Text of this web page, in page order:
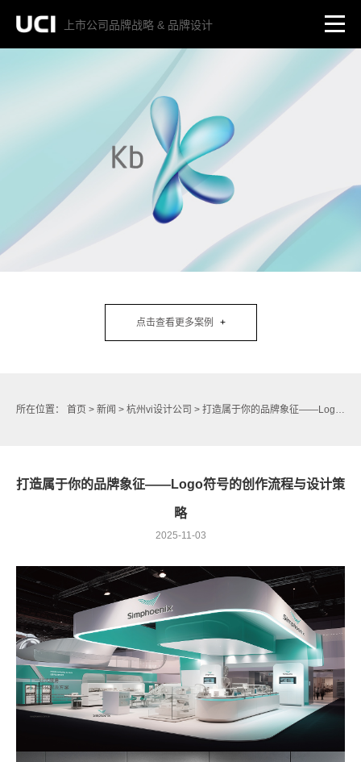
上市公司品牌战略 & 品牌设计
点击查看更多案例
所在位置： 首页 > 新闻 > 杭州vi设计公司 > 打造属于你的品牌象征——Logo符号的创作流程与设计策略
打造属于你的品牌象征——Logo符号的创作流程与设计策
略
2025-11-03